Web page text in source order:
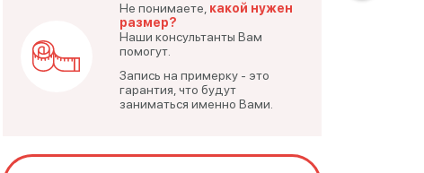
Не понимаете, какой нужен
размер?
Наши консультанты Вам
помогут.
Запись на примерку - это
гарантия, что будут
заниматься именно Вами.